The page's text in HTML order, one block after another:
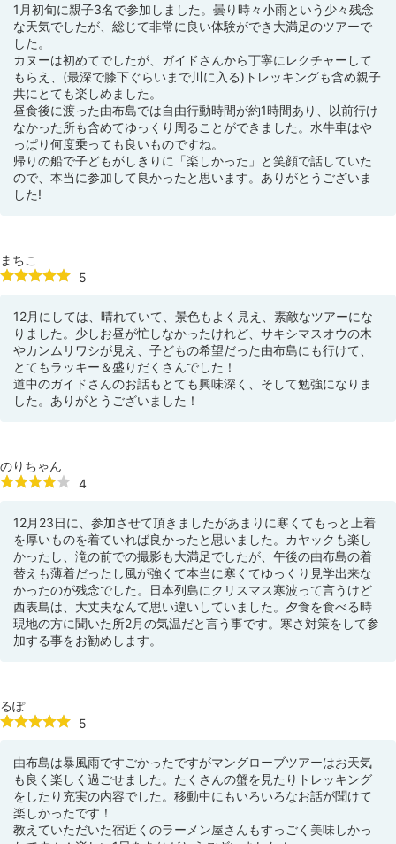
1月初旬に親子3名で参加しました。曇り時々小雨という少々残念
な天気でしたが、総じて非常に良い体験ができ大満足のツアーで
した。
カヌーは初めてでしたが、ガイドさんから丁寧にレクチャーして
もらえ、(最深で膝下ぐらいまで川に入る)トレッキングも含め親子
共にとても楽しめました。
昼食後に渡った由布島では自由行動時間が約1時間あり、以前行け
なかった所も含めてゆっくり周ることができました。水牛車はや
っぱり何度乗っても良いものですね。
帰りの船で子どもがしきりに「楽しかった」と笑顔で話していた
ので、本当に参加して良かったと思います。ありがとうございま
した!
まちこ
5
12月にしては、晴れていて、景色もよく見え、素敵なツアーにな
りました。少しお昼が忙しなかったけれど、サキシマスオウの木
やカンムリワシが見え、子どもの希望だった由布島にも行けて、
とてもラッキー＆盛りだくさんでした！
道中のガイドさんのお話もとても興味深く、そして勉強になりま
した。ありがとうございました！
のりちゃん
4
12月23日に、参加させて頂きましたがあまりに寒くてもっと上着
を厚いものを着ていれば良かったと思いました。カヤックも楽し
かったし、滝の前での撮影も大満足でしたが、午後の由布島の着
替えも薄着だったし風が強くて本当に寒くてゆっくり見学出来な
かったのが残念でした。日本列島にクリスマス寒波って言うけど
西表島は、大丈夫なんて思い違いしていました。夕食を食べる時
現地の方に聞いた所2月の気温だと言う事です。寒さ対策をして参
加する事をお勧めします。
るぽ
5
由布島は暴風雨ですごかったですがマングローブツアーはお天気
も良く楽しく過ごせました。たくさんの蟹を見たりトレッキング
をしたり充実の内容でした。移動中にもいろいろなお話が聞けて
楽しかったです！
教えていただいた宿近くのラーメン屋さんもすっごく美味しかっ